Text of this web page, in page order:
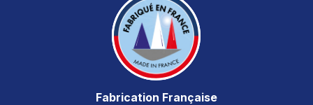
Fabrication Française